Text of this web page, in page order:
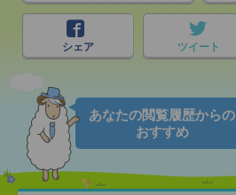
シェア ツイート
あなたの閲覧履歴からの
おすすめ